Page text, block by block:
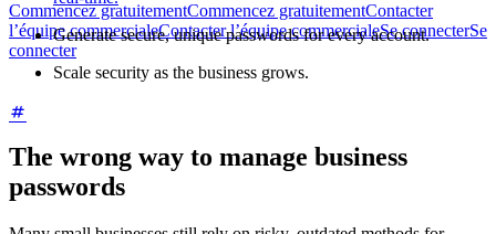
Commencez gratuitementCommencez gratuitementContacter
l’équipe commercialeContacter l’équipe commercialeSe connecterSe
connecter
Generate secure, unique passwords for every account.
Scale security as the business grows.
The wrong way to manage business
passwords